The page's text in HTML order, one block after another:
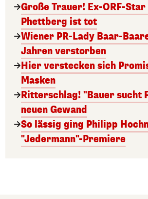
Große Trauer! Ex-ORF-
Phettberg ist tot
Wiener PR-Lady Baar-
Jahren verstorben
Hier verstecken sich
Masken
Ritterschlag! "Bauer sucht
neuen Gewand
So lässig ging Philipp
"Jedermann"-Premiere